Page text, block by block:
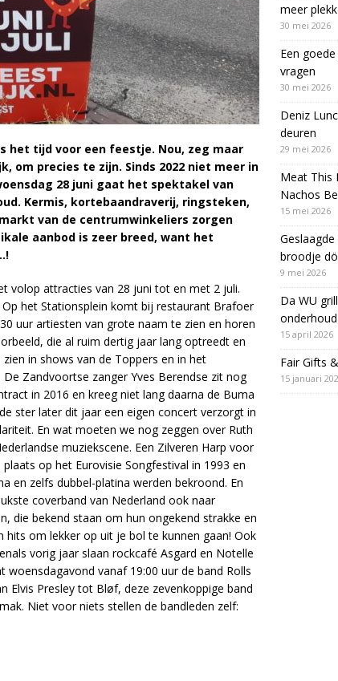
het tijd voor een feestje. Nou, zeg maar
om precies te zijn. Sinds 2022 niet meer in
28 juni gaat het spektakel van
Kermis, kortebaandraverij, ringsteken,
van de centrumwinkeliers zorgen
aanbod is zeer breed, want het
volop attracties van 28 juni tot en met 2 juli.
Op het Stationsplein komt bij restaurant Brafoer
uur artiesten van grote naam te zien en horen
die al ruim dertig jaar lang optreedt en
in shows van de Toppers en in het
De Zandvoortse zanger Yves Berendse zit nog
in 2016 en kreeg niet lang daarna de Buma
ster later dit jaar een eigen concert verzorgt in
En wat moeten we nog zeggen over Ruth
muziekscene. Een Zilveren Harp voor
op het Eurovisie Songfestival in 1993 en
en zelfs dubbel-platina werden bekroond. En
coverband van Nederland ook naar
die bekend staan om hun ongekend strakke en
om lekker op uit je bol te kunnen gaan! Ook
vorig jaar slaan rockcafé Asgard en Notelle
vanaf 19:00 uur de band Rolls
Elvis Presley tot Bløf, deze zevenkoppige band
Niet voor niets stellen de bandleden zelf:
meer
30 mei 2026
Een
vragen
30 mei 2026
Deniz
deuren
29 mei 2026
Meat This
Nachos
15 mei 2026
broodje
9 mei 2026
Da WU
15 april 2026
Fair Gifts
15 januari